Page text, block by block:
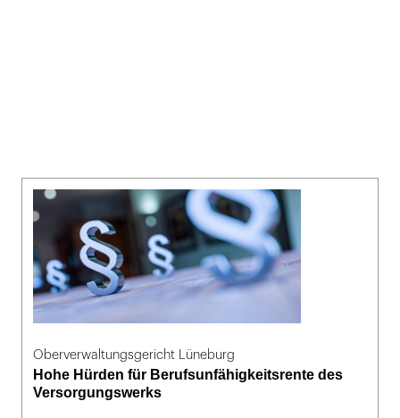
Oberverwaltungsgericht Lüneburg
Hohe Hürden für Berufsunfähigkeitsrente des
Versorgungswerks